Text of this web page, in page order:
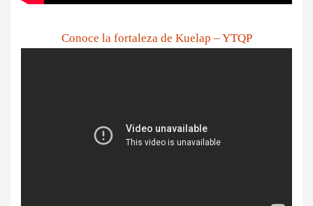
Conoce la fortaleza de Kuelap – YTQP